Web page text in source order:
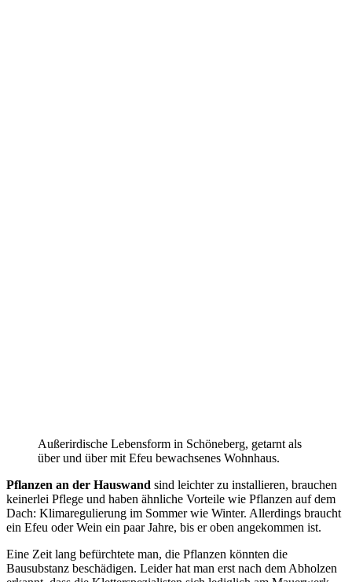
Außerirdische Lebensform in Schöneberg, getarnt als
über und über mit Efeu bewachsenes Wohnhaus.
Pflanzen an der Hauswand sind leichter zu installieren, brauchen
keinerlei Pflege und haben ähnliche Vorteile wie Pflanzen auf dem
Dach: Klimaregulierung im Sommer wie Winter. Allerdings braucht
ein Efeu oder Wein ein paar Jahre, bis er oben angekommen ist.
Eine Zeit lang befürchtete man, die Pflanzen könnten die
Bausubstanz beschädigen. Leider hat man erst nach dem Abholzen